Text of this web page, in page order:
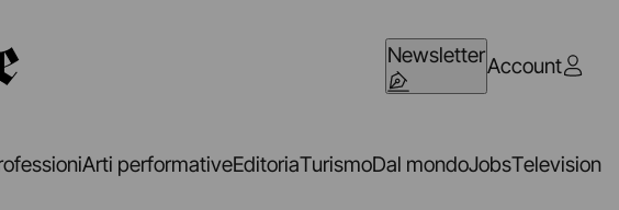
NewsletterAccount
Arti performativeEditoriaTurismoDal mondoJobsTelevision